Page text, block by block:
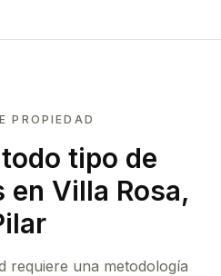
PROPIEDAD
tipo de
en Villa Rosa,
requiere una metodología